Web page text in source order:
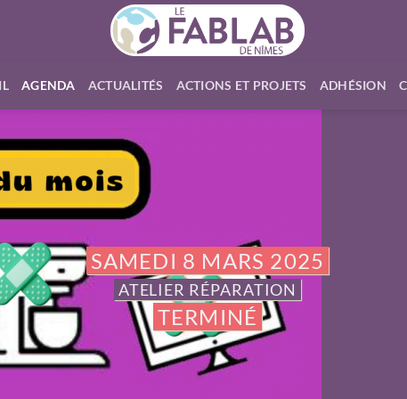
AGENDA ACTUALITÉS ACTIONS ET PROJETS ADHÉSION
SAMEDI 8 MARS 2025
ATELIER RÉPARATION
TERMINÉ